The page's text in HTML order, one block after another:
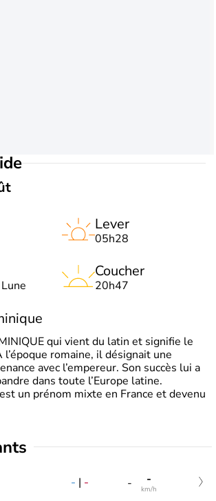
Lever
05h28
Coucher
20h47
qui vient du latin et signifie le
romaine, il désignait une
avec l’empereur. Son succès lui a
dans toute l’Europe latine.
un prénom mixte en France et devenu
- | - - -
km/h